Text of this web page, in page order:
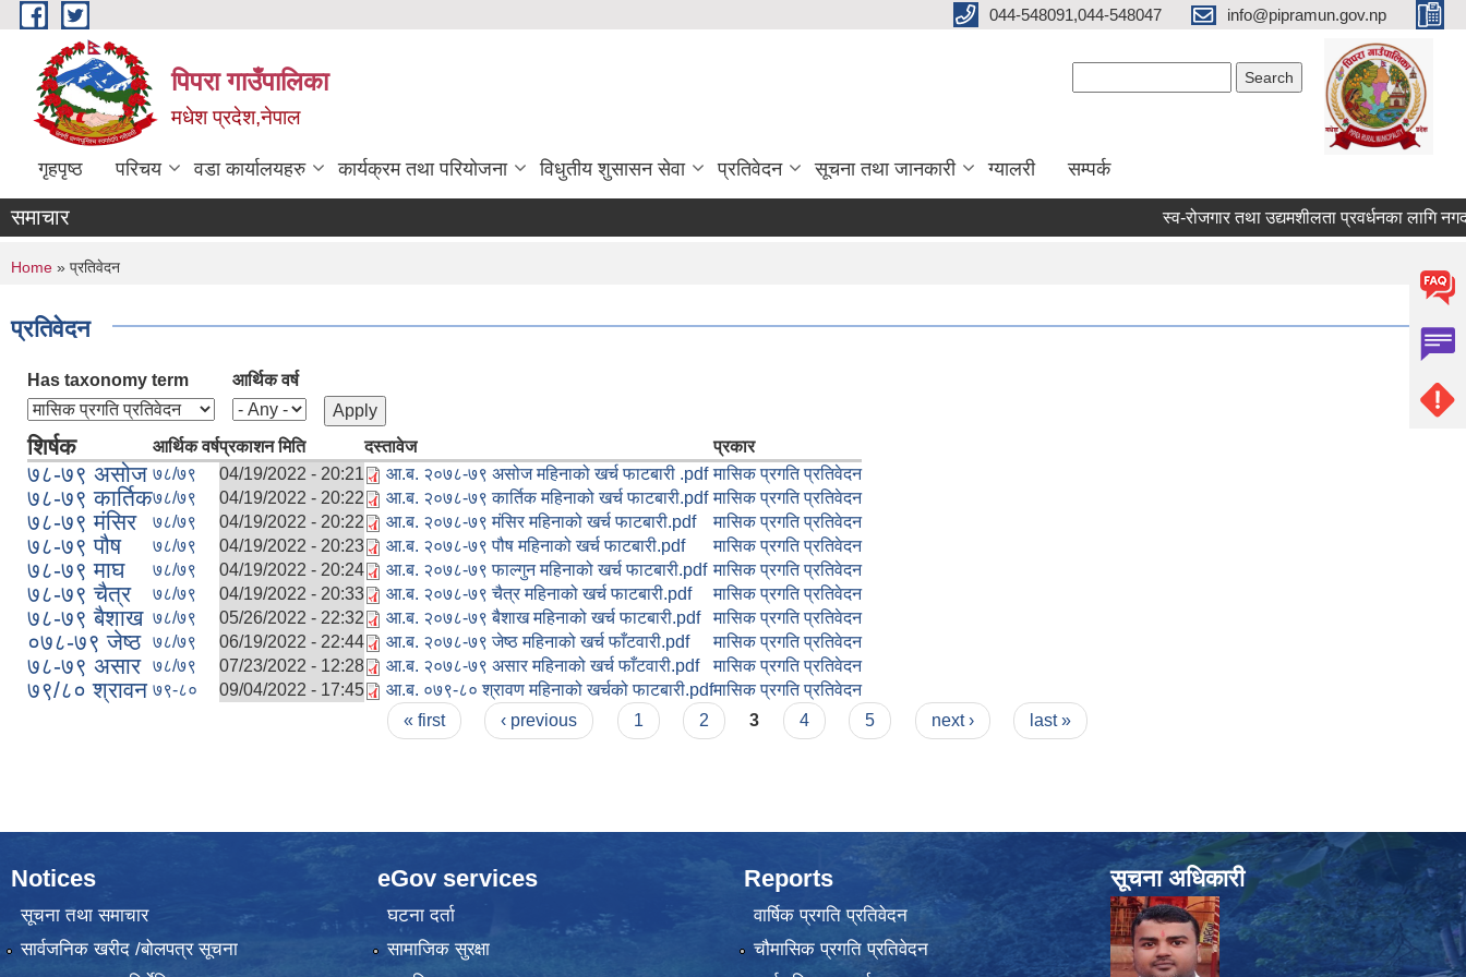
Skip to main content 044-548091,044-548047 info@pipramun.gov.np
पिपरा गाउँपालिका
मधेश प्रदेश,नेपाल
गृहपृष्ठ परिचय वडा कार्यालयहरु कार्यक्रम तथा परियोजना विधुतीय शुसासन सेवा प्रतिवेदन सूचना तथा जानकारी ग्यालरी सम्पर्क
समाचार स्व-रोजगार तथा उद्यमशीलता प्रवर्धनका लागि नगद
You are here
Home » प्रतिवेदन
प्रतिवेदन
Has taxonomy term आर्थिक वर्ष
शिर्षक आर्थिक वर्षप्रकाशन मिति दस्तावेज प्रकार
७८-७९ असोज ७८/७९ 04/19/2022 - 20:21 आ.ब. २०७८-७९ असोज महिनाको खर्च फाटबारी .pdf मासिक प्रगति प्रतिवेदन
७८-७९ कार्तिक७८/७९ 04/19/2022 - 20:22 आ.ब. २०७८-७९ कार्तिक महिनाको खर्च फाटबारी.pdf मासिक प्रगति प्रतिवेदन
७८-७९ मंसिर ७८/७९ 04/19/2022 - 20:22 आ.ब. २०७८-७९ मंसिर महिनाको खर्च फाटबारी.pdf मासिक प्रगति प्रतिवेदन
७८-७९ पौष ७८/७९ 04/19/2022 - 20:23 आ.ब. २०७८-७९ पौष महिनाको खर्च फाटबारी.pdf मासिक प्रगति प्रतिवेदन
७८-७९ माघ ७८/७९ 04/19/2022 - 20:24 आ.ब. २०७८-७९ फाल्गुन महिनाको खर्च फाटबारी.pdf मासिक प्रगति प्रतिवेदन
७८-७९ चैत्र ७८/७९ 04/19/2022 - 20:33 आ.ब. २०७८-७९ चैत्र महिनाको खर्च फाटबारी.pdf मासिक प्रगति प्रतिवेदन
७८-७९ बैशाख ७८/७९ 05/26/2022 - 22:32 आ.ब. २०७८-७९ बैशाख महिनाको खर्च फाटबारी.pdf मासिक प्रगति प्रतिवेदन
०७८-७९ जेष्ठ ७८/७९ 06/19/2022 - 22:44 आ.ब. २०७८-७९ जेष्ठ महिनाको खर्च फाँटवारी.pdf मासिक प्रगति प्रतिवेदन
७८-७९ असार ७८/७९ 07/23/2022 - 12:28 आ.ब. २०७८-७९ असार महिनाको खर्च फाँटवारी.pdf मासिक प्रगति प्रतिवेदन
७९/८० श्रावन ७९-८० 09/04/2022 - 17:45 आ.ब. ०७९-८० श्रावण महिनाको खर्चको फाटबारी.pdfमासिक प्रगति प्रतिवेदन
« first ‹ previous 1 2 3 4 5 next › last »
Notices
सूचना तथा समाचार
सार्वजनिक खरीद /बोलपत्र सूचना
eGov services
घटना दर्ता
सामाजिक सुरक्षा
Reports
वार्षिक प्रगति प्रतिवेदन
चौमासिक प्रगति प्रतिवेदन
सूचना अधिकारी